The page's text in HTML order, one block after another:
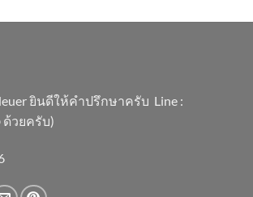
ยินดีให้คำปรึกษาครับ ​Line :
ด้วยครับ)